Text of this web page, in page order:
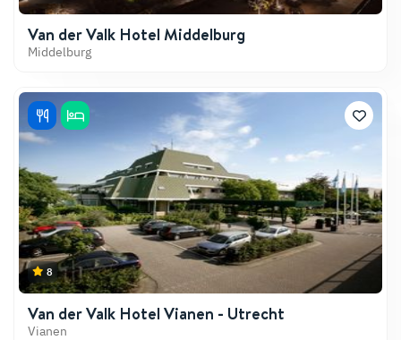
Van der Valk Hotel Middelburg
Middelburg
8
Van der Valk Hotel Vianen - Utrecht
Vianen